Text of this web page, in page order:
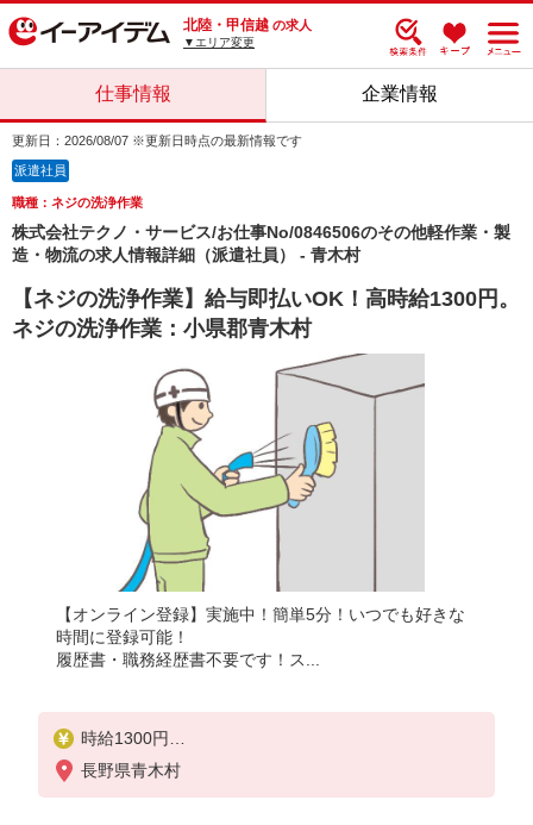
北陸・甲信越 の求人
▼エリア変更
仕事情報 企業情報
更新日：2026/08/07 ※更新日時点の最新情報です
派遣社員
職種：ネジの洗浄作業
株式会社テクノ・サービス/お仕事No/0846506のその他軽作業・製
造・物流の求人情報詳細（派遣社員） - 青木村
【ネジの洗浄作業】給与即払いOK！高時給1300円。
ネジの洗浄作業：小県郡青木村
【オンライン登録】実施中！簡単5分！いつでも好きな
時間に登録可能！
履歴書・職務経歴書不要です！ス...
時給1300円
月収例：218、000円（月収例21日実働）（残業・休
日出勤手当て等が含まれています）
長野県青木村